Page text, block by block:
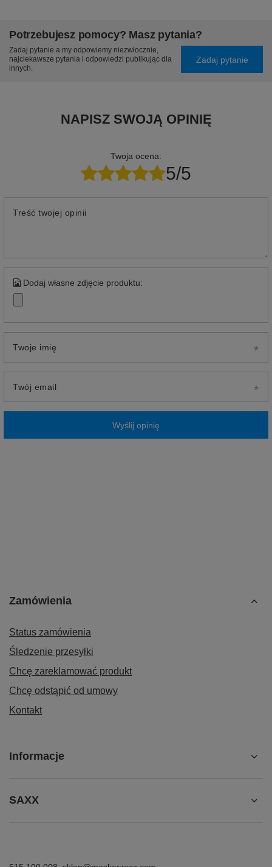
Potrzebujesz pomocy? Masz pytania?
Zadaj pytanie a my odpowiemy niezwłocznie,
najciekawsze pytania i odpowiedzi publikując dla
innych.
Zadaj pytanie
NAPISZ SWOJĄ OPINIĘ
Twoja ocena:
5/5
Treść twojej opinii
Dodaj własne zdjęcie produktu:
Twoje imię
Twój email
Wyślij opinię
Zamówienia
Status zamówienia
Śledzenie przesyłki
Chcę zareklamować produkt
Chcę odstąpić od umowy
Kontakt
Informacje
SAXX